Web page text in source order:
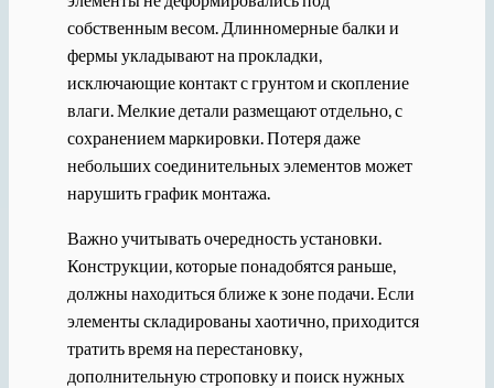
собственным весом. Длинномерные балки и
фермы укладывают на прокладки,
исключающие контакт с грунтом и скопление
влаги. Мелкие детали размещают отдельно, с
сохранением маркировки. Потеря даже
небольших соединительных элементов может
нарушить график монтажа.
Важно учитывать очередность установки.
Конструкции, которые понадобятся раньше,
должны находиться ближе к зоне подачи. Если
элементы складированы хаотично, приходится
тратить время на перестановку,
дополнительную строповку и поиск нужных